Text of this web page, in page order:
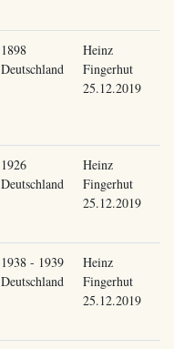
1898
Deutschland
Heinz
Fingerhut
25.12.2019
1926
Deutschland
Heinz
Fingerhut
25.12.2019
1938 - 1939
Deutschland
Heinz
Fingerhut
25.12.2019